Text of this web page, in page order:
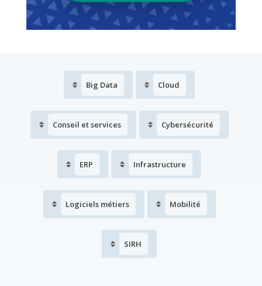
Big Data Cloud
Conseil et services Cybersécurité
ERP Infrastructure
Logiciels métiers Mobilité
SIRH